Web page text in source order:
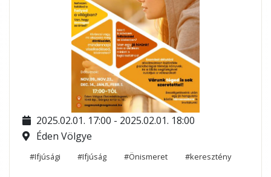
2025.02.01. 17:00 - 2025.02.01. 18:00
Éden Völgye
#Ifjúsági #Ifjúság #Önismeret #keresztény